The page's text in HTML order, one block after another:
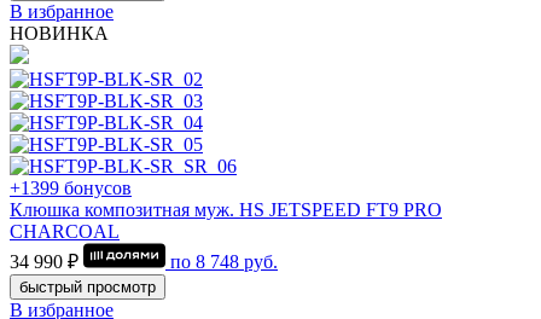
В избранное
НОВИНКА
+1399 бонусов
Клюшка композитная муж. HS JETSPEED FT9 PRO
CHARCOAL
34 990 ₽
по 8 748 руб.
быстрый просмотр
В избранное